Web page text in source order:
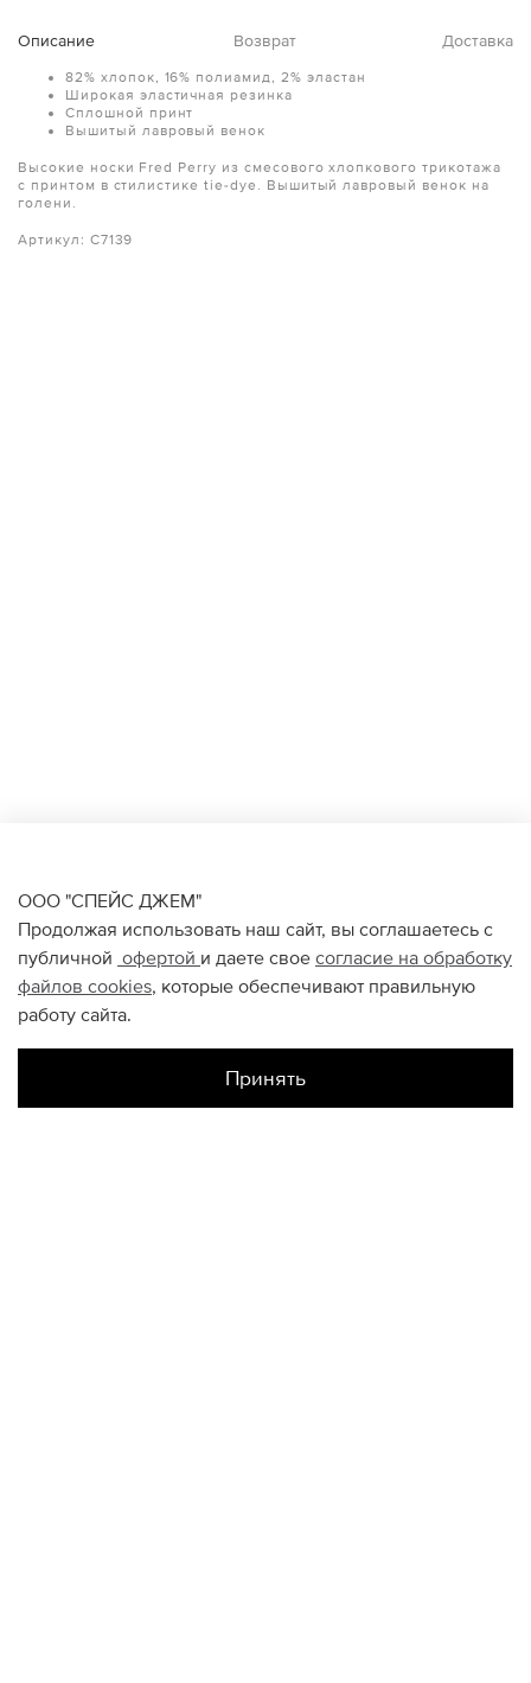
Описание Возврат Доставка
82% хлопок, 16% полиамид, 2% эластан
Широкая эластичная резинка
Сплошной принт
Вышитый лавровый венок
Высокие носки Fred Perry из смесового хлопкового трикотажа
с принтом в стилистике tie-dye. Вышитый лавровый венок на
голени.
Артикул: C7139
ООО "СПЕЙС ДЖЕМ"
Продолжая использовать наш сайт, вы соглашаетесь с
публичной офертой и даете свое согласие на обработку
файлов cookies, которые обеспечивают правильную
работу сайта.
Принять